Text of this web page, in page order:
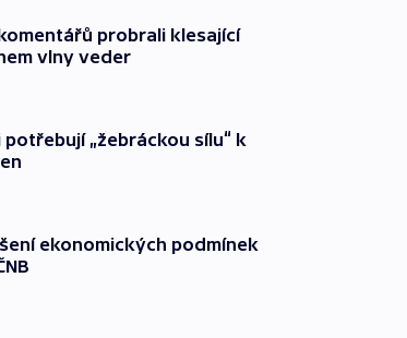
probrali klesající
vlny veder
„žebráckou sílu“ k
ekonomických podmínek